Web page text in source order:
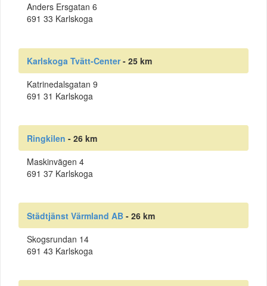
Anders Ersgatan 6
691 33 Karlskoga
Karlskoga Tvätt-Center- 25 km
Katrinedalsgatan 9
691 31 Karlskoga
Ringkilen - 26 km
Maskinvägen 4
691 37 Karlskoga
Städtjänst Värmland AB - 26 km
Skogsrundan 14
691 43 Karlskoga